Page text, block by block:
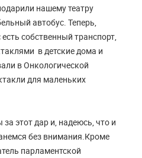
нашему театру
автобус. Теперь,
собственный транспорт,
в детские дома и
в Онкологической
для маленьких
этот дар и, надеюсь, что и
без внимания.Кроме
парламентской